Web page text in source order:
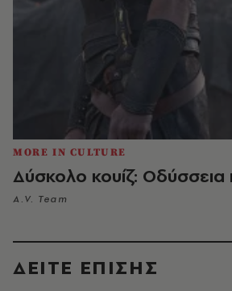
MORE IN CULTURE
Δύσκολο κουίζ:
A.V. Team
ΔΕΙΤΕ ΕΠΙΣΗΣ